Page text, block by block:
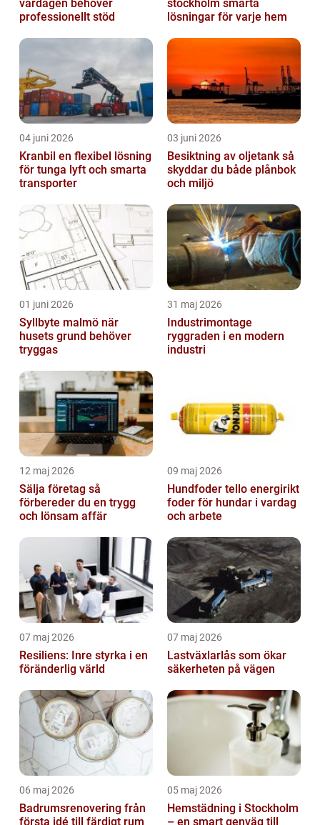
vardagen behöver
professionellt stöd
stockholm smarta
lösningar för varje hem
04 juni 2026
Kranbil en flexibel lösning
för tunga lyft och smarta
transporter
03 juni 2026
Besiktning av oljetank så
skyddar du både plånbok
och miljö
01 juni 2026
Syllbyte malmö när
husets grund behöver
tryggas
31 maj 2026
Industrimontage
ryggraden i en modern
industri
12 maj 2026
Sälja företag så
förbereder du en trygg
och lönsam affär
09 maj 2026
Hundfoder tello energirikt
foder för hundar i vardag
och arbete
07 maj 2026
Resiliens: Inre styrka i en
föränderlig värld
07 maj 2026
Lastväxlarlås som ökar
säkerheten på vägen
06 maj 2026
Badrumsrenovering från
första idé till färdigt rum
05 maj 2026
Hemstädning i Stockholm
– en smart genväg till